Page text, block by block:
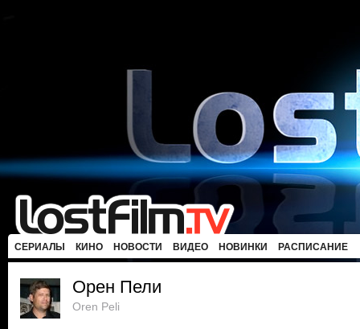
СЕРИАЛЫ КИНО НОВОСТИ ВИДЕО НОВИНКИ РАСПИСАНИЕ
Орен Пели
Oren Peli